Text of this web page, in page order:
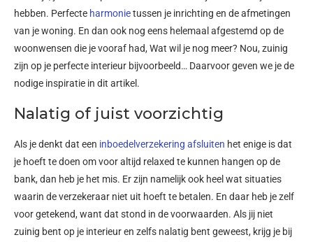
hebben. Perfecte harmonietussen je inrichting en de afmetingen
van je woning. En dan ook nog eens helemaal afgestemd op de
woonwensen die je vooraf had, Wat wil je nog meer? Nou, zuinig
zijn op je perfecte interieur bijvoorbeeld… Daarvoor geven we je de
nodige inspiratie in dit artikel.
Nalatig of juist voorzichtig
Als je denkt dat een inboedelverzekering afsluiten het enige is dat
je hoeft te doen om voor altijd relaxed te kunnen hangen op de
bank, dan heb je het mis. Er zijn namelijk ook heel wat situaties
waarin de verzekeraar niet uit hoeft te betalen. En daar heb je zelf
voor getekend, want dat stond in de voorwaarden. Als jij niet
zuinig bent op je interieur en zelfs nalatig bent geweest, krijg je bij